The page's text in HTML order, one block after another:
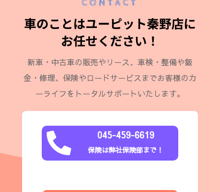
CONTACT
車のことはユーピット秦野店に
お任せください！
新車・中古車の販売やリース、車検・整備や鈑
金・修理、保険やロードサービスまでお客様のカ
ーライフをトータルサポートいたします。
 045-459-6619
保険は弊社保険部まで！